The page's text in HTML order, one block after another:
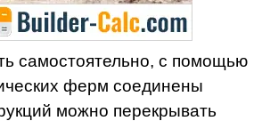
самостоятельно, с помощью
ферм соединены
можно перекрывать